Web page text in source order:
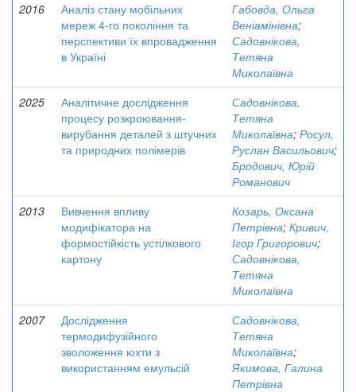
2016
Аналіз стану мобільних
мереж 4-го покоління та
перспективи їх впровадження
в Україні
Габовда, Ольга
Веніамінівна;
Садовнікова,
Тетяна
Миколаївна
2025
Аналітичне дослідження
процесу розкроювання-
вирубання деталей з штучних
та природних полімерів
Садовнікова,
Тетяна
Миколаївна; Росул,
Руслан Васильович;
Бродович, Юрій
Романович
2013
Вивчення впливу
модифікатора на
формостійкість устілкового
картону
Козарь, Оксана
Петрівна; Кривич,
Ігор Григорович;
Садовнікова,
Тетяна
Миколаївна
2007
Дослідження
термодифузійного
зволоження юхти з
використанням емульсій
Садовнікова,
Тетяна
Миколаївна;
Якимова, Галина
Петрівна